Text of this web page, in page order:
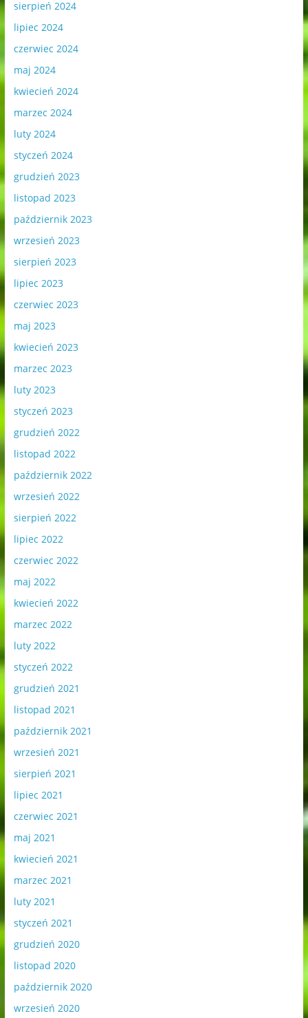
sierpień 2024
lipiec 2024
czerwiec 2024
maj 2024
kwiecień 2024
marzec 2024
luty 2024
styczeń 2024
grudzień 2023
listopad 2023
październik 2023
wrzesień 2023
sierpień 2023
lipiec 2023
czerwiec 2023
maj 2023
kwiecień 2023
marzec 2023
luty 2023
styczeń 2023
grudzień 2022
listopad 2022
październik 2022
wrzesień 2022
sierpień 2022
lipiec 2022
czerwiec 2022
maj 2022
kwiecień 2022
marzec 2022
luty 2022
styczeń 2022
grudzień 2021
listopad 2021
październik 2021
wrzesień 2021
sierpień 2021
lipiec 2021
czerwiec 2021
maj 2021
kwiecień 2021
marzec 2021
luty 2021
styczeń 2021
grudzień 2020
listopad 2020
październik 2020
wrzesień 2020